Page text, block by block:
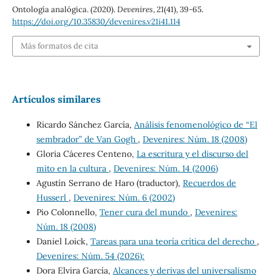
Ontología analógica. (2020).Devenires,21(41), 39-65.
https://doi.org/10.35830/devenires.v21i41.114
Más formatos de cita
Artículos similares
Ricardo Sánchez García, Análisis fenomenológico de “El
sembrador” de Van Gogh , Devenires: Núm. 18 (2008)
Gloria Cáceres Centeno, La escritura y el discurso del
mito en la cultura , Devenires: Núm. 14 (2006)
Agustín Serrano de Haro (traductor), Recuerdos de
Husserl , Devenires: Núm. 6 (2002)
Pio Colonnello, Tener cura del mundo , Devenires:
Núm. 18 (2008)
Daniel Loick, Tareas para una teoría crítica del derecho ,
Devenires: Núm. 54 (2026):
Dora Elvira García, Alcances y derivas del universalismo